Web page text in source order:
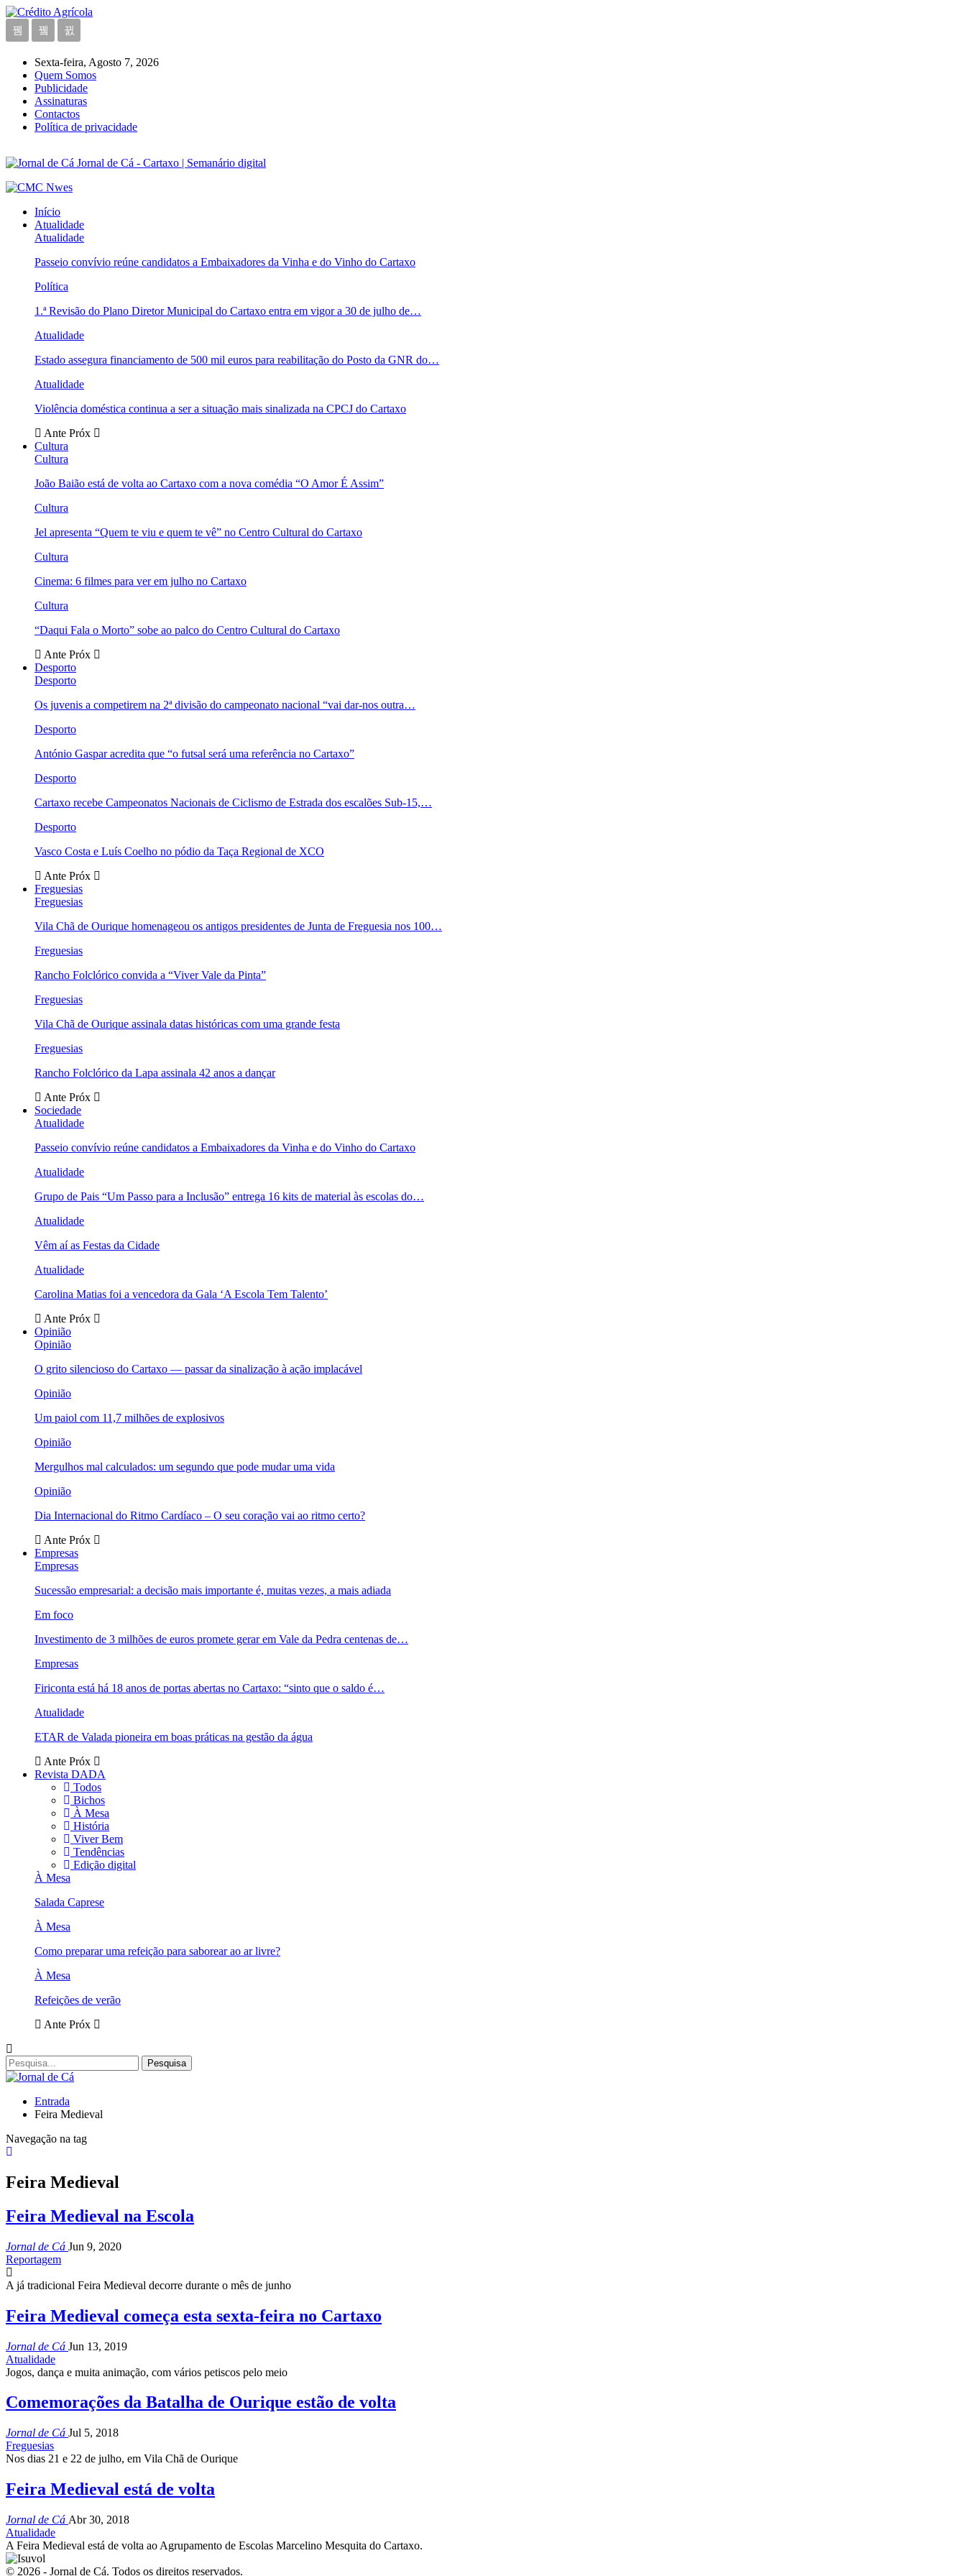
Sexta-feira, Agosto 7, 2026
Quem Somos
Publicidade
Assinaturas
Contactos
Política de privacidade
Jornal de Cá - Cartaxo | Semanário digital
Início
Atualidade
Atualidade
Passeio convívio reúne candidatos a Embaixadores da Vinha e do Vinho do Cartaxo
Política
1.ª Revisão do Plano Diretor Municipal do Cartaxo entra em vigor a 30 de julho de…
Atualidade
Estado assegura financiamento de 500 mil euros para reabilitação do Posto da GNR do…
Atualidade
Violência doméstica continua a ser a situação mais sinalizada na CPCJ do Cartaxo
Ante Próx
Cultura
Cultura
João Baião está de volta ao Cartaxo com a nova comédia “O Amor É Assim”
Cultura
Jel apresenta “Quem te viu e quem te vê” no Centro Cultural do Cartaxo
Cultura
Cinema: 6 filmes para ver em julho no Cartaxo
Cultura
“Daqui Fala o Morto” sobe ao palco do Centro Cultural do Cartaxo
Ante Próx
Desporto
Desporto
Os juvenis a competirem na 2ª divisão do campeonato nacional “vai dar-nos outra…
Desporto
António Gaspar acredita que “o futsal será uma referência no Cartaxo”
Desporto
Cartaxo recebe Campeonatos Nacionais de Ciclismo de Estrada dos escalões Sub-15,…
Desporto
Vasco Costa e Luís Coelho no pódio da Taça Regional de XCO
Ante Próx
Freguesias
Freguesias
Vila Chã de Ourique homenageou os antigos presidentes de Junta de Freguesia nos 100…
Freguesias
Rancho Folclórico convida a “Viver Vale da Pinta”
Freguesias
Vila Chã de Ourique assinala datas históricas com uma grande festa
Freguesias
Rancho Folclórico da Lapa assinala 42 anos a dançar
Ante Próx
Sociedade
Atualidade
Passeio convívio reúne candidatos a Embaixadores da Vinha e do Vinho do Cartaxo
Atualidade
Grupo de Pais “Um Passo para a Inclusão” entrega 16 kits de material às escolas do…
Atualidade
Vêm aí as Festas da Cidade
Atualidade
Carolina Matias foi a vencedora da Gala ‘A Escola Tem Talento’
Ante Próx
Opinião
Opinião
O grito silencioso do Cartaxo — passar da sinalização à ação implacável
Opinião
Um paiol com 11,7 milhões de explosivos
Opinião
Mergulhos mal calculados: um segundo que pode mudar uma vida
Opinião
Dia Internacional do Ritmo Cardíaco – O seu coração vai ao ritmo certo?
Ante Próx
Empresas
Empresas
Sucessão empresarial: a decisão mais importante é, muitas vezes, a mais adiada
Em foco
Investimento de 3 milhões de euros promete gerar em Vale da Pedra centenas de…
Empresas
Firiconta está há 18 anos de portas abertas no Cartaxo: “sinto que o saldo é…
Atualidade
ETAR de Valada pioneira em boas práticas na gestão da água
Ante Próx
Revista DADA
Todos
Bichos
À Mesa
História
Viver Bem
Tendências
Edição digital
À Mesa
Salada Caprese
À Mesa
Como preparar uma refeição para saborear ao ar livre?
À Mesa
Refeições de verão
Ante Próx
Entrada
Feira Medieval
Navegação na tag
Feira Medieval
Feira Medieval na Escola
Jornal de Cá Jun 9, 2020
Reportagem
A já tradicional Feira Medieval decorre durante o mês de junho
Feira Medieval começa esta sexta-feira no Cartaxo
Jornal de Cá Jun 13, 2019
Atualidade
Jogos, dança e muita animação, com vários petiscos pelo meio
Comemorações da Batalha de Ourique estão de volta
Jornal de Cá Jul 5, 2018
Freguesias
Nos dias 21 e 22 de julho, em Vila Chã de Ourique
Feira Medieval está de volta
Jornal de Cá Abr 30, 2018
Atualidade
A Feira Medieval está de volta ao Agrupamento de Escolas Marcelino Mesquita do Cartaxo.
© 2026 - Jornal de Cá. Todos os direitos reservados.